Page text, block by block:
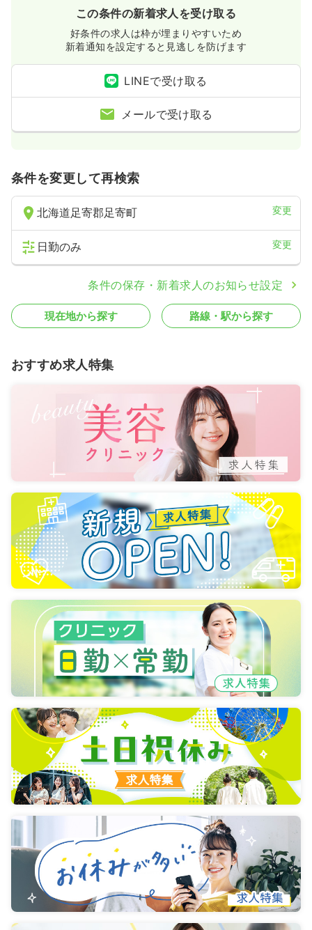
この条件の新着求人を受け取る
好条件の求人は枠が埋まりやすいため
新着通知を設定すると見逃しを防げます
LINEで受け取る
メールで受け取る
条件を変更して再検索
北海道足寄郡足寄町 変更
日勤のみ 変更
条件の保存・新着求人のお知らせ設定
現在地から探す 路線・駅から探す
おすすめ求人特集